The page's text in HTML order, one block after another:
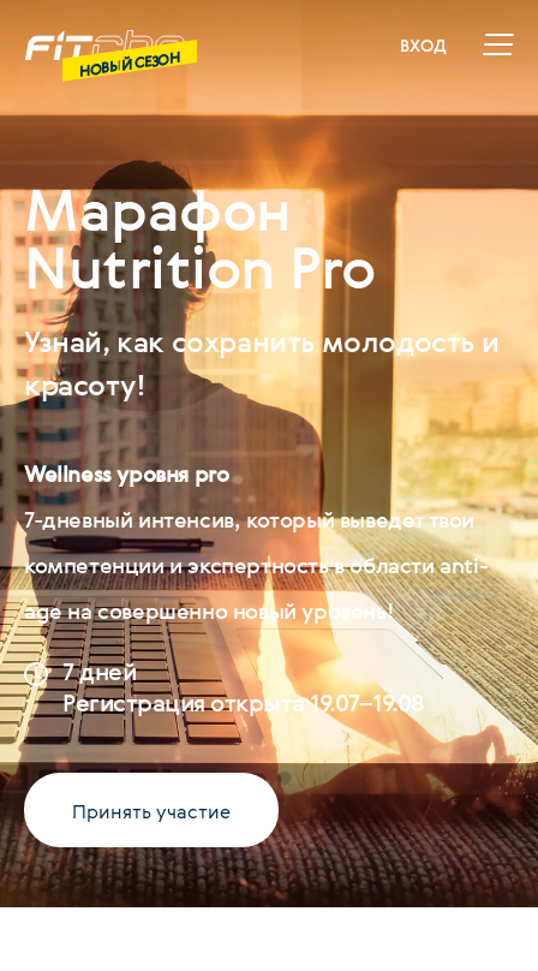
Марафон
Nutrition Pro
Узнай, как сохранить молодость и
красоту!
Wellness уровня pro
7-дневный интенсив, который выведет твои
компетенции и экспертность в области anti-
age на совершенно новый уровень!
7 дней
Регистрация открыта 19.07–19.08
Принять участие
НОВЫЙ СЕЗОН
ВХОД